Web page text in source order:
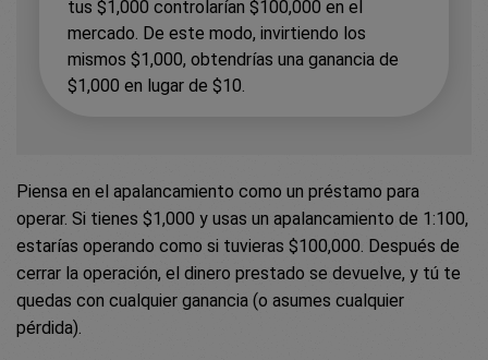
tus $1,000 controlarían $100,000 en el
mercado. De este modo, invirtiendo los
mismos $1,000, obtendrías una ganancia de
$1,000 en lugar de $10.
Piensa en el apalancamiento como un préstamo para
operar. Si tienes $1,000 y usas un apalancamiento de 1:100,
estarías operando como si tuvieras $100,000. Después de
cerrar la operación, el dinero prestado se devuelve, y tú te
quedas con cualquier ganancia (o asumes cualquier
pérdida).